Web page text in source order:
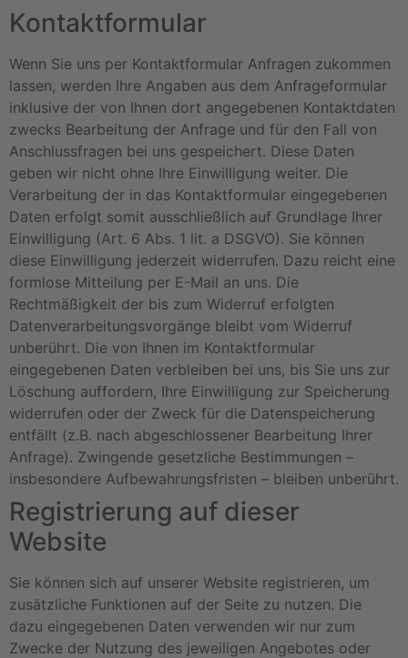
Kontaktformular
Wenn Sie uns per Kontaktformular Anfragen zukommen
lassen, werden Ihre Angaben aus dem Anfrageformular
inklusive der von Ihnen dort angegebenen Kontaktdaten
zwecks Bearbeitung der Anfrage und für den Fall von
Anschlussfragen bei uns gespeichert. Diese Daten
geben wir nicht ohne Ihre Einwilligung weiter. Die
Verarbeitung der in das Kontaktformular eingegebenen
Daten erfolgt somit ausschließlich auf Grundlage Ihrer
Einwilligung (Art. 6 Abs. 1 lit. a DSGVO). Sie können
diese Einwilligung jederzeit widerrufen. Dazu reicht eine
formlose Mitteilung per E-Mail an uns. Die
Rechtmäßigkeit der bis zum Widerruf erfolgten
Datenverarbeitungsvorgänge bleibt vom Widerruf
unberührt. Die von Ihnen im Kontaktformular
eingegebenen Daten verbleiben bei uns, bis Sie uns zur
Löschung auffordern, Ihre Einwilligung zur Speicherung
widerrufen oder der Zweck für die Datenspeicherung
entfällt (z.B. nach abgeschlossener Bearbeitung Ihrer
Anfrage). Zwingende gesetzliche Bestimmungen –
insbesondere Aufbewahrungsfristen – bleiben unberührt.
Registrierung auf dieser
Website
Sie können sich auf unserer Website registrieren, um
zusätzliche Funktionen auf der Seite zu nutzen. Die
dazu eingegebenen Daten verwenden wir nur zum
Zwecke der Nutzung des jeweiligen Angebotes oder